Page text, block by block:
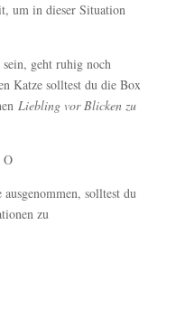
um in dieser Situation
geht ruhig noch
Katze solltest du die Box
Liebling vor Blicken zu
O
solltest du
zu